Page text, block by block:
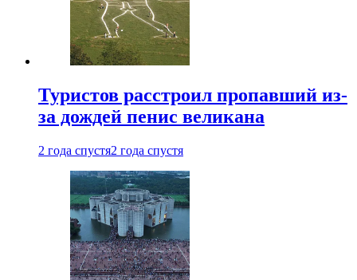
Туристов расстроил пропавший из-
за дождей пенис великана
2 года спустя2 года спустя